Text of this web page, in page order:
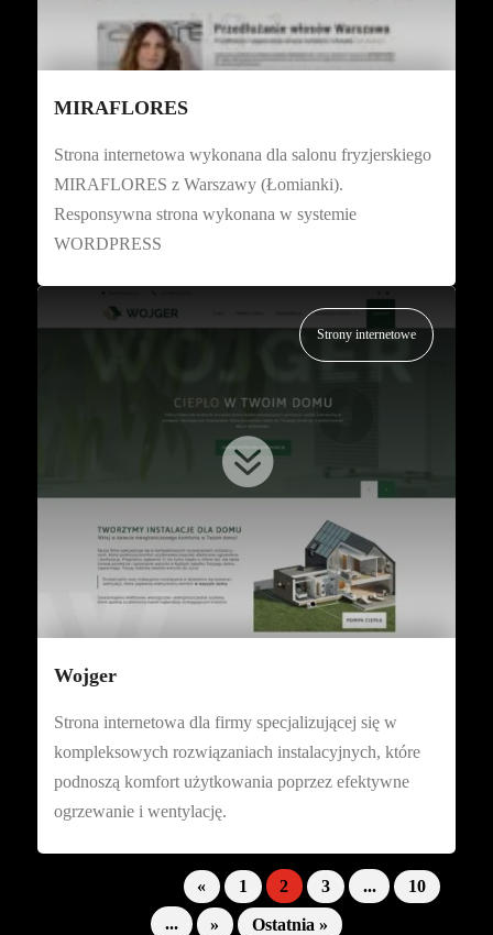
MIRAFLORES
Strona internetowa wykonana dla salonu fryzjerskiego
MIRAFLORES z Warszawy (Łomianki).
Responsywna strona wykonana w systemie
WORDPRESS
Strony internetowe

Wojger
Strona internetowa dla firmy specjalizującej się w
kompleksowych rozwiązaniach instalacyjnych, które
podnoszą komfort użytkowania poprzez efektywne
ogrzewanie i wentylację.
« 1 2 3 ... 10
... » Ostatnia »